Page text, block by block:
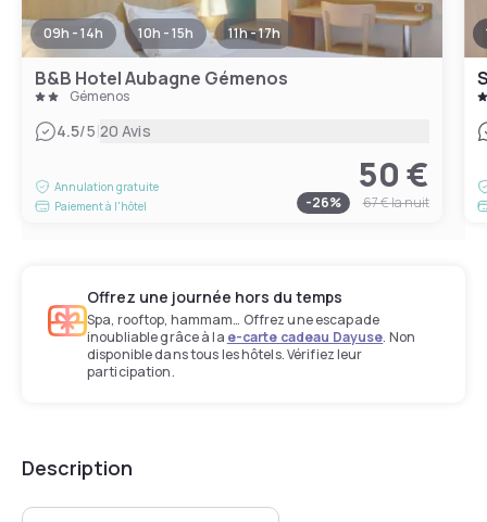
09h - 14h 10h - 15h 11h - 17h
B&B Hotel Aubagne Gémenos
Gémenos
4.5/5|20 Avis
Annulation gratuite
Paiement à l'hôtel
50 €
-26% 67 €la nuit
Offrez une journée hors du temps
Spa, rooftop, hammam… Offrez une escapade
inoubliable grâce à la e-carte cadeau Dayuse. Non
disponible dans tous les hôtels. Vérifiez leur
participation.
Description